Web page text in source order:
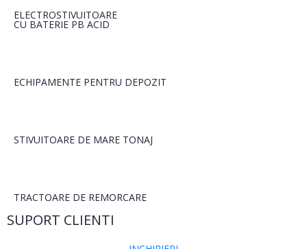
ELECTROSTIVUITOARE
CU BATERIE PB ACID
ECHIPAMENTE PENTRU DEPOZIT
STIVUITOARE DE MARE TONAJ
TRACTOARE DE REMORCARE
SUPORT CLIENTI